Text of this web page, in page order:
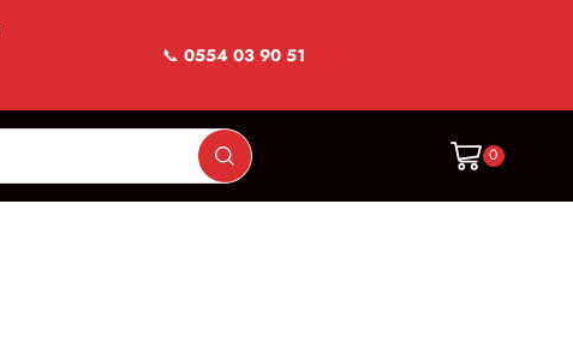
📞 0554 03 90 51
0